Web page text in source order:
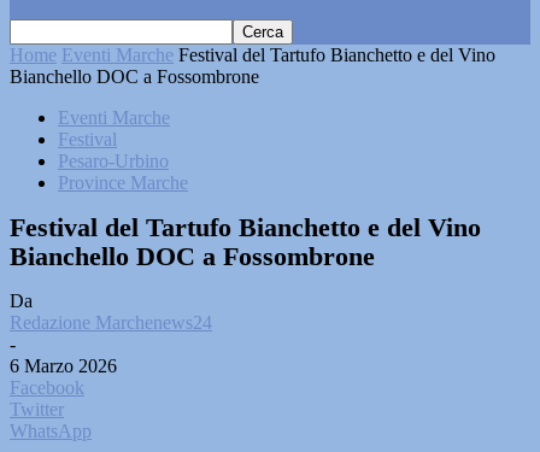
Home Eventi Marche Festival del Tartufo Bianchetto e del Vino
Bianchello DOC a Fossombrone
Eventi Marche
Festival
Pesaro-Urbino
Province Marche
Festival del Tartufo Bianchetto e del Vino
Bianchello DOC a Fossombrone
Da
Redazione Marchenews24
-
6 Marzo 2026
Facebook
Twitter
WhatsApp